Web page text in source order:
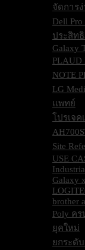
จัดการ
Dell
ประสิท
Galaxy
PLAUD
NOTE
LG
แพทย์
โปรเจค
Site
USE
Galaxy
brother
Poly ค
ยุคใหม่
ยกระดับ